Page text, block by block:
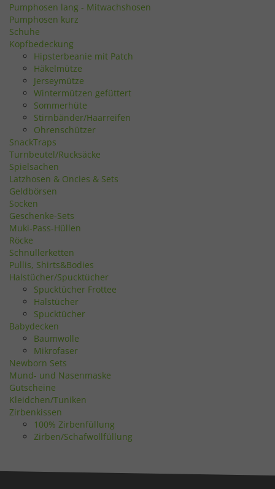
Pumphosen lang - Mitwachshosen
Pumphosen kurz
Schuhe
Kopfbedeckung
Hipsterbeanie mit Patch
Häkelmütze
Jerseymütze
Wintermützen gefüttert
Sommerhüte
Stirnbänder/Haarreifen
Ohrenschützer
SnackTraps
Turnbeutel/Rucksäcke
Spielsachen
Latzhosen & Oncies & Sets
Geldbörsen
Socken
Geschenke-Sets
Muki-Pass-Hüllen
Röcke
Schnullerketten
Pullis, Shirts&Bodies
Halstücher/Spucktücher
Spucktücher Frottee
Halstücher
Spucktücher
Babydecken
Baumwolle
Mikrofaser
Newborn Sets
Mund- und Nasenmaske
Gutscheine
Kleidchen/Tuniken
Zirbenkissen
100% Zirbenfüllung
Zirben/Schafwollfüllung